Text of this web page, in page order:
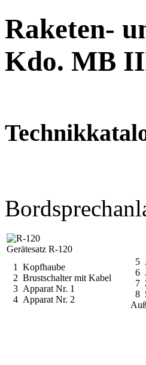
Raketen-
Kdo. MB
Gerätesatz R-120
1 Kopfhaube
2 Brustschalter mit Kabel
3 Apparat Nr. 1
4 Apparat Nr. 2
5
6
7
8